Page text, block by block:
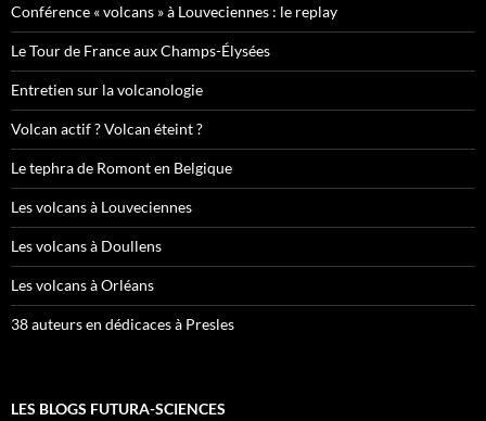
Conférence « volcans » à Louveciennes : le replay
Le Tour de France aux Champs-Élysées
Entretien sur la volcanologie
Volcan actif ? Volcan éteint ?
Le tephra de Romont en Belgique
Les volcans à Louveciennes
Les volcans à Doullens
Les volcans à Orléans
38 auteurs en dédicaces à Presles
LES BLOGS FUTURA-SCIENCES